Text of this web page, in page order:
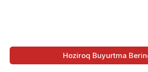
Hoziroq Buyurtma